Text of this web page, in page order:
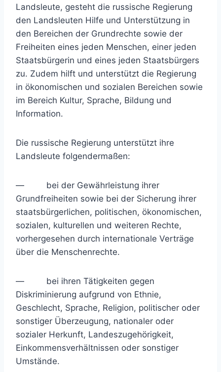
Landsleute, gesteht die russische Regierung
den Landsleuten Hilfe und Unterstützung in
den Bereichen der Grundrechte sowie der
Freiheiten eines jeden Menschen, einer jeden
Staatsbürgerin und eines jeden Staatsbürgers
zu. Zudem hilft und unterstützt die Regierung
in ökonomischen und sozialen Bereichen sowie
im Bereich Kultur, Sprache, Bildung und
Information.
Die russische Regierung unterstützt ihre
Landsleute folgendermaßen:
— bei der Gewährleistung ihrer
Grundfreiheiten sowie bei der Sicherung ihrer
staatsbürgerlichen, politischen, ökonomischen,
sozialen, kulturellen und weiteren Rechte,
vorhergesehen durch internationale Verträge
über die Menschenrechte.
— bei ihren Tätigkeiten gegen
Diskriminierung aufgrund von Ethnie,
Geschlecht, Sprache, Religion, politischer oder
sonstiger Überzeugung, nationaler oder
sozialer Herkunft, Landeszugehörigkeit,
Einkommensverhältnissen oder sonstiger
Umstände.